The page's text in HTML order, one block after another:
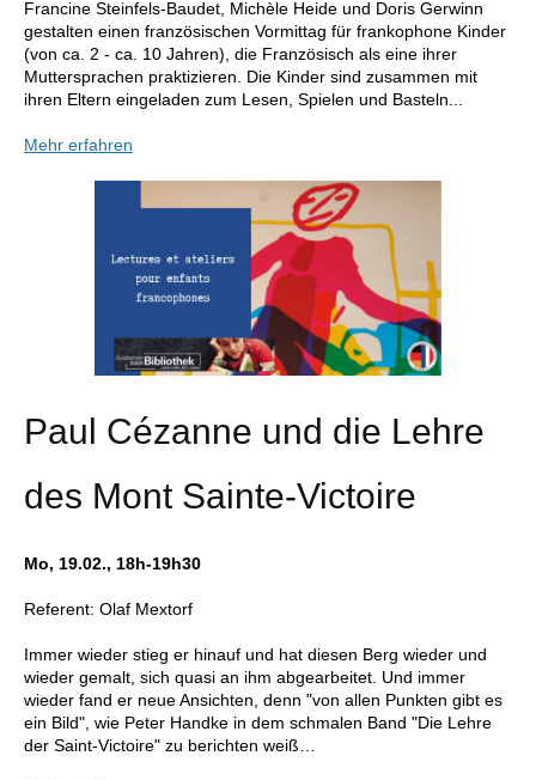
Francine Steinfels-Baudet, Michèle Heide und Doris Gerwinn
gestalten einen französischen Vormittag für frankophone Kinder
(von ca. 2 - ca. 10 Jahren), die Französisch als eine ihrer
Muttersprachen praktizieren. Die Kinder sind zusammen mit
ihren Eltern eingeladen zum Lesen, Spielen und Basteln...
Mehr erfahren
Paul Cézanne und die Lehre
des Mont Sainte-Victoire
Mo, 19.02., 18h-19h30
Referent: Olaf Mextorf
Immer wieder stieg er hinauf und hat diesen Berg wieder und
wieder gemalt, sich quasi an ihm abgearbeitet. Und immer
wieder fand er neue Ansichten, denn "von allen Punkten gibt es
ein Bild", wie Peter Handke in dem schmalen Band "Die Lehre
der Saint-Victoire" zu berichten weiß…